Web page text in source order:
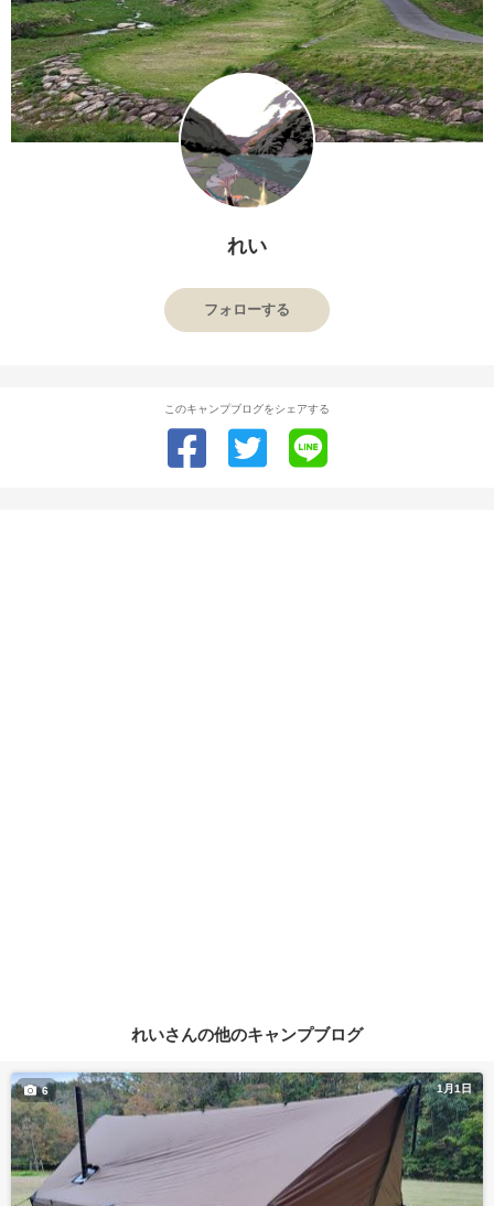
れい
フォローする
このキャンプブログをシェアする
れいさんの他のキャンプブログ
1月1日
6